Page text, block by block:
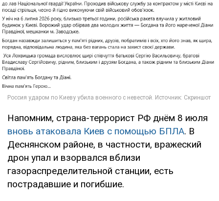
Напомним, страна-террорист РФ днём 8 июля
вновь атаковала Киев с помощью БПЛА. В
Деснянском районе, в частности, вражеский
дрон упал и взорвался вблизи
газораспределительной станции, есть
пострадавшие и погибшие.